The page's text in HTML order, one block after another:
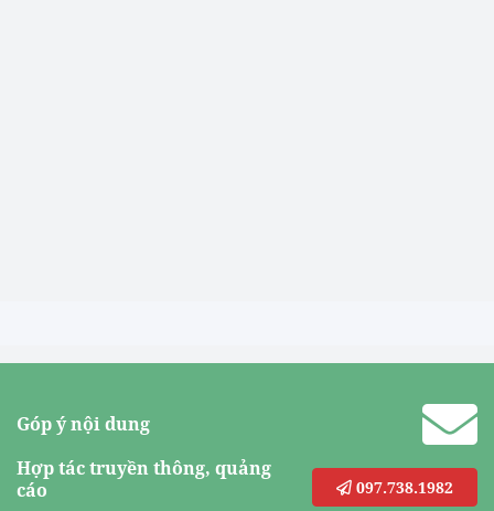
Góp ý nội dung
Hợp tác truyền thông, quảng
cáo
097.738.1982